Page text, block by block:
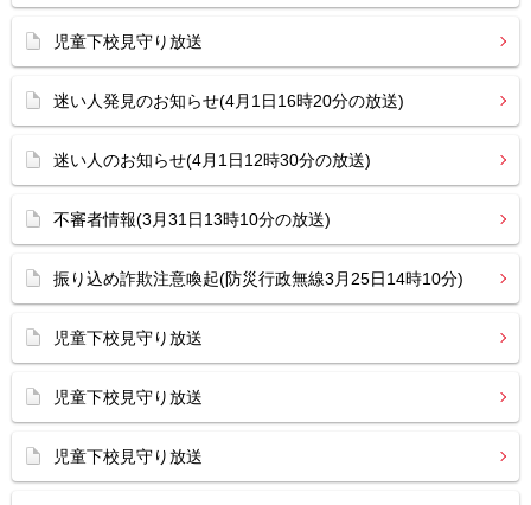
児童下校見守り放送
迷い人発見のお知らせ(4月1日16時20分の放送)
迷い人のお知らせ(4月1日12時30分の放送)
不審者情報(3月31日13時10分の放送)
振り込め詐欺注意喚起(防災行政無線3月25日14時10分)
児童下校見守り放送
児童下校見守り放送
児童下校見守り放送